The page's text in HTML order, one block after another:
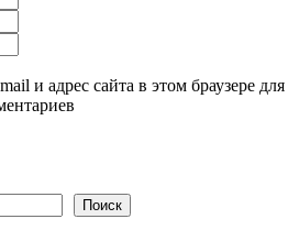
и адрес сайта в этом браузере для
Поиск